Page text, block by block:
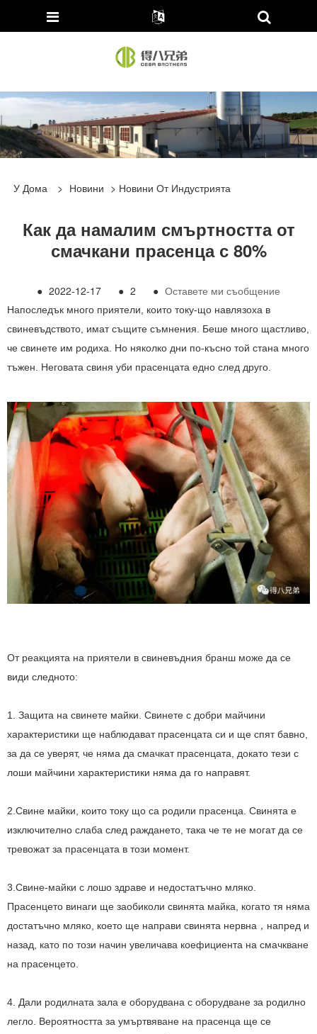
У Дома > Новини > Новини От Индустрията
Как да намалим смъртността от
смачкани прасенца с 80%
● 2022-12-17 ● 2 ● Оставете ми съобщение
Напоследък много приятели, които току-що навлязоха в
свиневъдството, имат същите съмнения. Беше много щастливо,
че свинете им родиха. Но няколко дни по-късно той стана много
тъжен. Неговата свиня уби прасенцата едно след друго.
От реакцията на приятели в свиневъдния бранш може да се
види следното:
1. Защита на свинете майки. Свинете с добри майчини
характеристики ще наблюдават прасенцата си и ще спят бавно,
за да се уверят, че няма да смачкат прасенцата, докато тези с
лоши майчини характеристики няма да го направят.
2.Свине майки, които току що са родили прасенца. Свинята е
изключително слаба след раждането, така че те не могат да се
тревожат за прасенцата в този момент.
3.Свине-майки с лошо здраве и недостатъчно мляко.
Прасенцето винаги ще заобиколи свинята майка, когато тя няма
достатъчно мляко, което ще направи свинята нервна ， напред и
назад, като по този начин увеличава коефициента на смачкване
на прасенцето.
4. Дали родилната зала е оборудвана с оборудване за родилно
легло. Вероятността за умъртвяване на прасенца ще се